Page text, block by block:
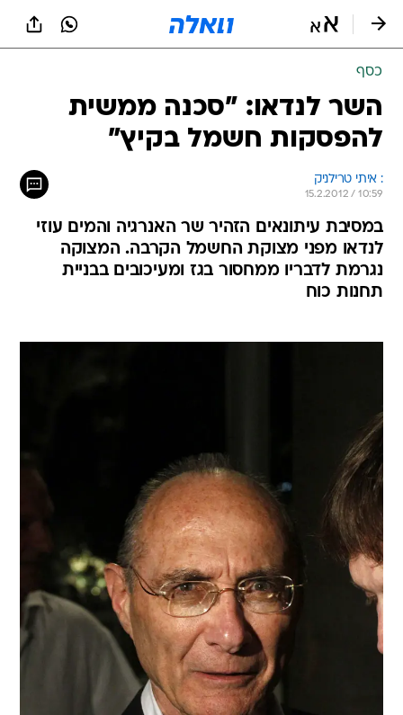
כסף
השר לנדאו: "סכנה ממשית
להפסקות חשמל בקיץ"
: איתי טרילניק
15.2.2012 / 10:59
במסיבת עיתונאים הזהיר שר האנרגיה והמים עוזי
לנדאו מפני מצוקת החשמל הקרבה. המצוקה
נגרמת לדבריו ממחסור בגז ומעיכובים בבניית
תחנות כוח